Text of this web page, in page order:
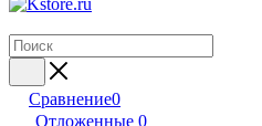
Сравнение0
Отложенные 0